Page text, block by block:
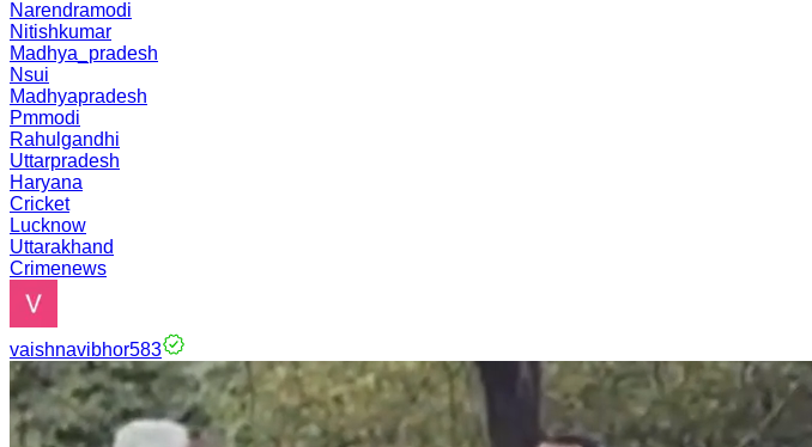
Narendramodi
Nitishkumar
Madhya_pradesh
Nsui
Madhyapradesh
Pmmodi
Rahulgandhi
Uttarpradesh
Haryana
Cricket
Lucknow
Uttarakhand
Crimenews
vaishnavibhor583